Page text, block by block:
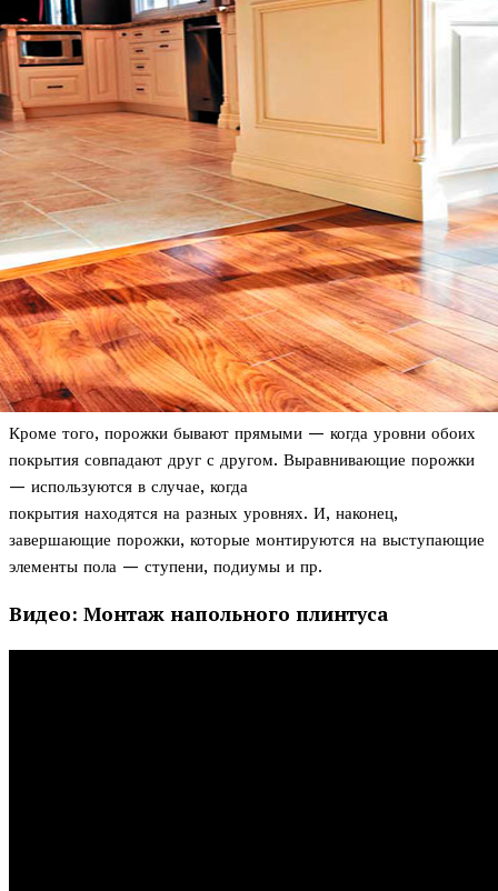
Кроме того, порожки бывают прямыми — когда уровни обоих
покрытия совпадают друг с другом. Выравнивающие порожки
— используются в случае, когда
покрытия находятся на разных уровнях. И, наконец,
завершающие порожки, которые монтируются на выступающие
элементы пола — ступени, подиумы и пр.
Видео: Монтаж напольного плинтуса